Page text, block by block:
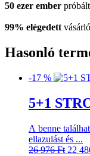
50 ezer ember
99% elégedett vásárló
Hasonló
-17 %
5+1
A benne
ellazulást és ...
26 976Ft 22